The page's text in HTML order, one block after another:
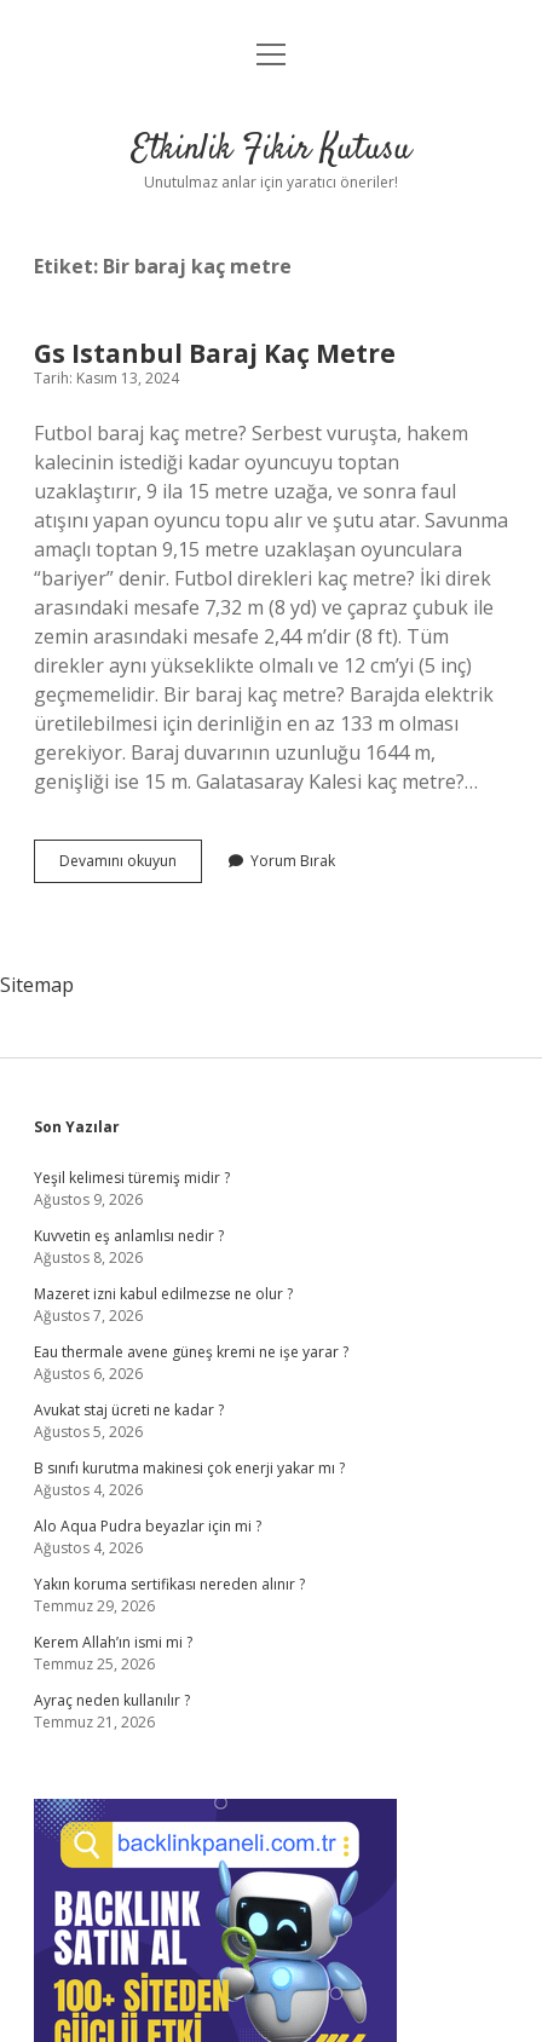
Anasayfa
Yasal Uyarı
menüyü
Etkinlik Fikir Kutusu
Unutulmaz anlar için yaratıcı öneriler!
Etiket: Bir baraj kaç metre
Gs Istanbul Baraj Kaç Metre
Tarih: Kasım 13, 2024
Futbol baraj kaç metre? Serbest vuruşta, hakem
kalecinin istediği kadar oyuncuyu toptan
uzaklaştırır, 9 ila 15 metre uzağa, ve sonra faul
atışını yapan oyuncu topu alır ve şutu atar. Savunma
amaçlı toptan 9,15 metre uzaklaşan oyunculara
“bariyer” denir. Futbol direkleri kaç metre? İki direk
arasındaki mesafe 7,32 m (8 yd) ve çapraz çubuk ile
zemin arasındaki mesafe 2,44 m’dir (8 ft). Tüm
direkler aynı yükseklikte olmalı ve 12 cm’yi (5 inç)
geçmemelidir. Bir baraj kaç metre? Barajda elektrik
üretilebilmesi için derinliğin en az 133 m olması
gerekiyor. Baraj duvarının uzunluğu 1644 m,
genişliği ise 15 m. Galatasaray Kalesi kaç metre?…
Devamını okuyun
Istanbul
Yorum Bırak
Sitemap
Sidebar
Son Yazılar
Yeşil kelimesi türemiş midir ?
Ağustos 9, 2026
Kuvvetin eş anlamlısı nedir ?
Ağustos 8, 2026
Mazeret izni kabul edilmezse ne olur ?
Ağustos 7, 2026
Eau thermale avene güneş kremi ne işe yarar ?
Ağustos 6, 2026
Avukat staj ücreti ne kadar ?
Ağustos 5, 2026
B sınıfı kurutma makinesi çok enerji yakar mı ?
Ağustos 4, 2026
Alo Aqua Pudra beyazlar için mi ?
Ağustos 4, 2026
Yakın koruma sertifikası nereden alınır ?
Temmuz 29, 2026
Kerem Allah’ın ismi mi ?
Temmuz 25, 2026
Ayraç neden kullanılır ?
Temmuz 21, 2026